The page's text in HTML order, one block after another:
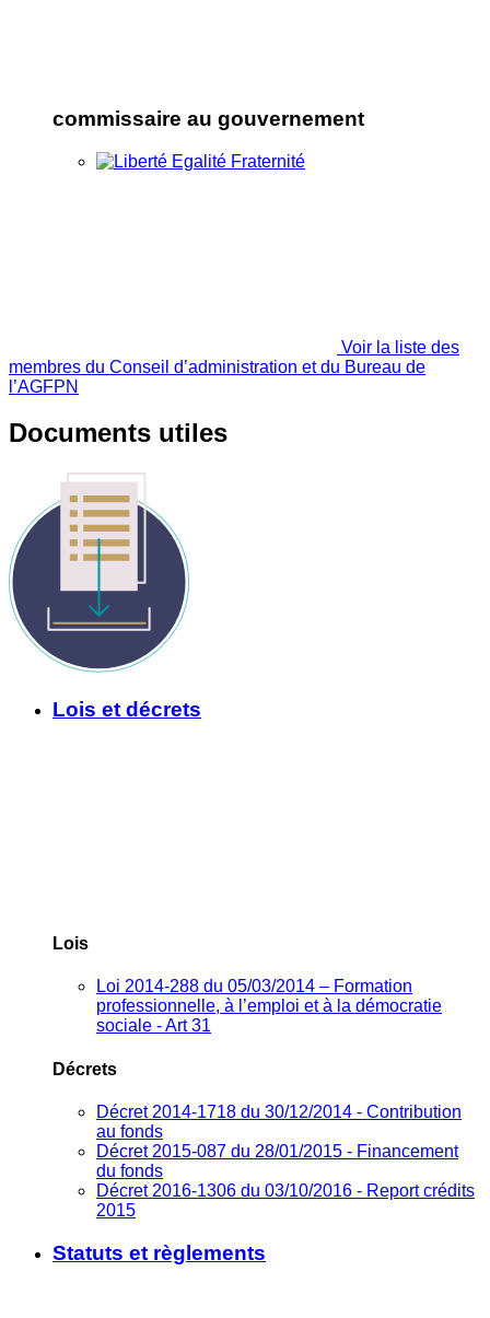
commissaire au gouvernement
Voir la liste des
membres du Conseil d’administration et du Bureau de
l’AGFPN
Documents utiles
Lois et décrets
Lois
Loi 2014-288 du 05/03/2014 – Formation
professionnelle, à l’emploi et à la démocratie
sociale - Art 31
Décrets
Décret 2014-1718 du 30/12/2014 - Contribution
au fonds
Décret 2015-087 du 28/01/2015 - Financement
du fonds
Décret 2016-1306 du 03/10/2016 - Report crédits
2015
Statuts et règlements